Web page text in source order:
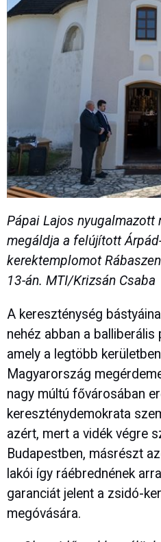
Pápai Lajos nyugalmazott
megáldja a felújított
kerektemplomot
13-án. MTI/Krizsán Csaba
A kereszténység
nehéz abban a balliberális
amely a legtöbb
Magyarország
nagy múltú fővárosában
kereszténydemokrata
azért, mert a vidék végre
Budapestben, másrészt
lakói így ráébrednének
garanciát jelent a zsidó-
megóvására.